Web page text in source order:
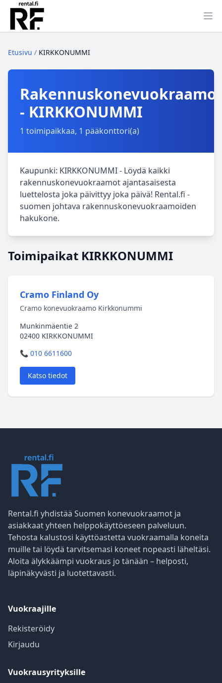
Etusivu / KIRKKONUMMI
- KIRKKONUMMI
1 toimipaikkaa, 1 pääkonttori(a)
Kaupunki: KIRKKONUMMI - Löydä kaikki
rakennuskonevuokraamot ajantasaisesta
luettelosta joka päivittyy joka päivä! Rental.fi -
suomen johtava rakennuskonevuokraamoiden
hakukone.
Toimipaikat KIRKKONUMMI
Cramo Finland Oy
Cramo konevuokraamo Kirkkonummi
Munkinmäentie 2
02400 KIRKKONUMMI
📞 010 6611600
Katso tiedot
Rental.fi yhdistää Suomen konevuokraamot ja
asiakkaat yhteen helppokäyttöeseen palveluun.
Tehosta kalustosi käyttöastetta vuokraamalla koneita
muille tai löydä tarvitsemasi koneet nopeasti läheltäsi.
Aloita älykkäämpi vuokraus jo tänään – helposti,
läpinäkyvästi ja luotettavasti.
Vuokraajille
Rekisteröidy
Kirjaudu
Vuokrausyrityksille